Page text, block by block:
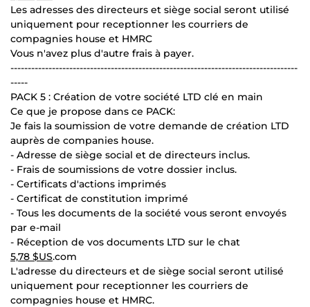
Les adresses des directeurs et siège social seront utilisé
uniquement pour receptionner les courriers de
compagnies house et HMRC
Vous n'avez plus d'autre frais à payer.
-----------------------------------------------------------------------------------
-----
PACK 5 : Création de votre société LTD clé en main
Ce que je propose dans ce PACK:
Je fais la soumission de votre demande de création LTD
auprès de companies house.
- Adresse de siège social et de directeurs inclus.
- Frais de soumissions de votre dossier inclus.
- Certificats d'actions imprimés
- Certificat de constitution imprimé
- Tous les documents de la société vous seront envoyés
par e-mail
- Réception de vos documents LTD sur le chat
5,78 $US.com
L'adresse du directeurs et de siège social seront utilisé
uniquement pour receptionner les courriers de
compagnies house et HMRC.